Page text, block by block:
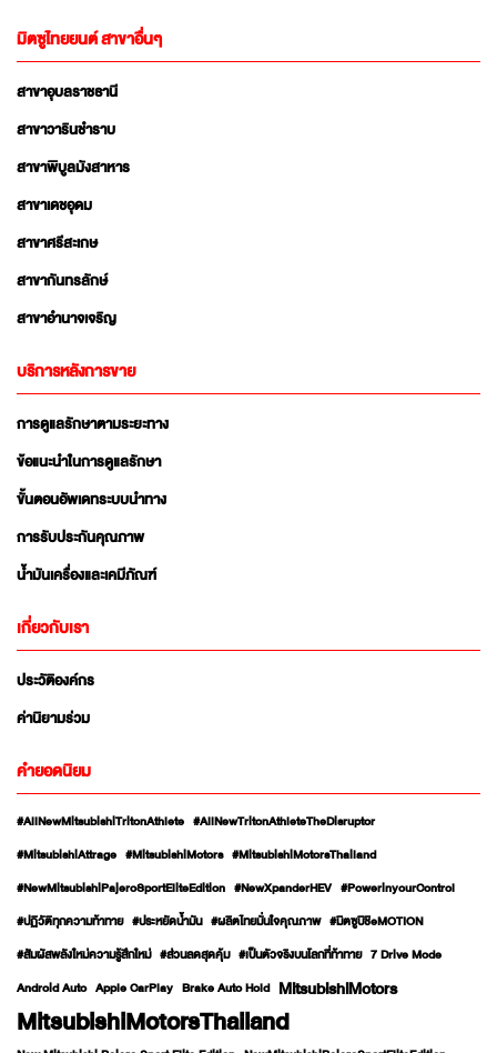
มิตซูไทยยนต์ สาขาอื่นๆ
สาขาอุบลราชธานี
สาขาวารินชำราบ
สาขาพิบูลมังสาหาร
สาขาเดชอุดม
สาขาศรีสะเกษ
สาขากันทรลักษ์
สาขาอำนาจเจริญ
บริการหลังการขาย
การดูแลรักษาตามระยะทาง
ข้อแนะนำในการดูแลรักษา
ขั้นตอนอัพเดทระบบนำทาง
การรับประกันคุณภาพ
น้ำมันเครื่องและเคมีภัณฑ์
เกี่ยวกับเรา
ประวัติองค์กร
ค่านิยามร่วม
คำยอดนิยม
#AllNewMitsubishiTritonAthlete #AllNewTritonAthleteTheDisruptor
#MitsubishiAttrage #MitsubishiMotors #MitsubishiMotorsThailand
#NewMitsubishiPajeroSportEliteEdition #NewXpanderHEV #PowerinyourControl
#ปฏิวัติทุกความท้าทาย #ประหยัดน้ำมัน #ผลิตไทยมั่นใจคุณภาพ #มิตซูบิชิeMOTION
#สัมผัสพลังใหม่ความรู้สึกใหม่ #ส่วนลดสุดคุ้ม #เป็นตัวจริงบนโลกที่ท้าทาย 7 Drive Mode
Android Auto Apple CarPlay Brake Auto Hold MitsubishiMotors
MitsubishiMotorsThailand